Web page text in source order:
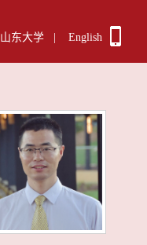
山东大学 English